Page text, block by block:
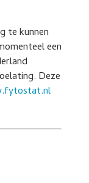
te kunnen
een
Deze